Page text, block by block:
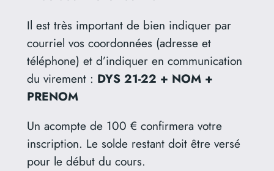
Il est très important de bien indiquer par
courriel vos coordonnées (adresse et
téléphone) et d’indiquer en communication
du virement : DYS 21-22 + NOM +
PRENOM
Un acompte de 100 € confirmera votre
inscription. Le solde restant doit être versé
pour le début du cours.